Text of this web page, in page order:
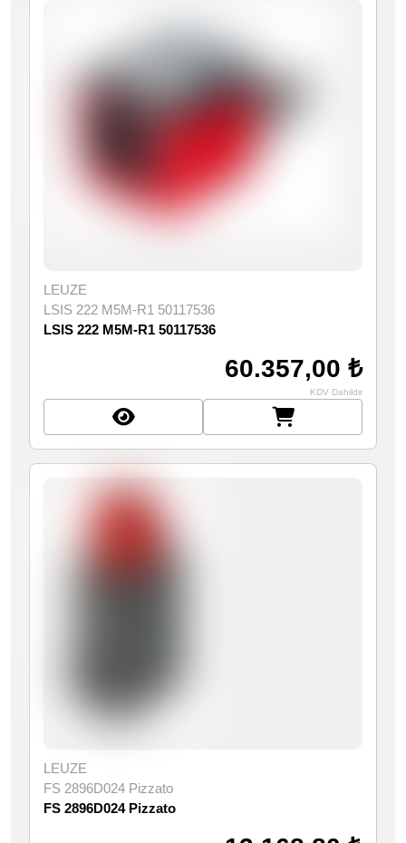
LEUZE
LSIS 222 M5M-R1 50117536
LSIS 222 M5M-R1 50117536
60.357,00 ₺
KDV Dahildir
LEUZE
FS 2896D024 Pizzato
FS 2896D024 Pizzato